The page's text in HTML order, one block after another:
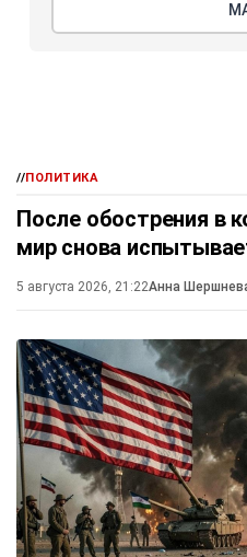
//ПОЛИТИКА
После обострения в
мир снова
5 августа 2026, 21:22Анна